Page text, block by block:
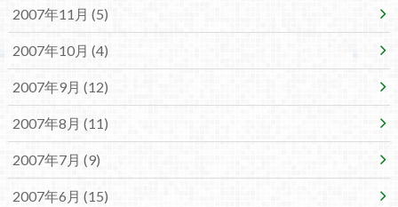
2007年11月 (5)
2007年10月 (4)
2007年9月 (12)
2007年8月 (11)
2007年7月 (9)
2007年6月 (15)